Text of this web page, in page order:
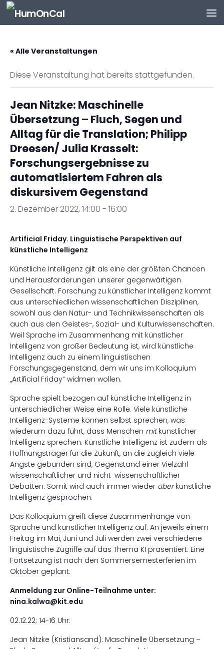
Zum Inhalt springen
« Alle Veranstaltungen
Diese Veranstaltung hat bereits stattgefunden.
Jean Nitzke: Maschinelle
Übersetzung – Fluch, Segen und
Alltag für die Translation; Philipp
Dreesen/ Julia Krasselt:
Forschungsergebnisse zu
automatisiertem Fahren als
diskursivem Gegenstand
2. Dezember 2022, 14:00 - 16:00
Artificial Friday. Linguistische Perspektiven auf
künstliche Intelligenz
Künstliche Intelligenz gilt als eine der größten Chancen
und Herausforderungen unserer gegenwärtigen
Gesellschaft. Forschung zu künstlicher Intelligenz kommt
aus unterschiedlichen wissenschaftlichen Disziplinen,
sowohl aus den Natur- und Technikwissenschaften als
auch aus den Geistes-, Sozial- und Kulturwissenschaften.
Weil Sprache im Zusammenhang mit künstlicher
Intelligenz von großer Bedeutung ist, wird künstliche
Intelligenz auch zu einem linguistischen
Forschungsgegenstand, dem wir uns im Kolloquium
„Artificial Friday“ widmen wollen.
Sprache spielt bezogen auf künstliche Intelligenz in
unterschiedlicher Weise eine Rolle. Viele künstliche
Intelligenz-Systeme können selbst sprechen, was
wiederum dazu führt, dass Menschen mitkünstlicher
Intelligenz sprechen. Künstliche Intelligenz ist zudem als
Hoffnungsträger für die Zukunft, an die zugleich viele
Ängste gebunden sind, Gegenstand einer Vielzahl
wissenschaftlicher und nicht-wissenschaftlicher
Debatten. Somit wird auch immer wieder überkünstliche
Intelligenz gesprochen.
Das Kolloquium greift diese Zusammenhänge von
Sprache und künstlicher Intelligenz auf. An jeweils einem
Freitag im Mai, Juni und Juli werden zwei verschiedene
linguistische Zugriffe auf das Thema KI präsentiert. Eine
Fortsetzung ist nach den Sommersemesterferien im
Oktober geplant.
Anmeldung zur Online-Teilnahme unter:
nina.kalwa@kit.edu
02.12.22; 14-16 Uhr:
Jean Nitzke (Kristiansand): Maschinelle Übersetzung –